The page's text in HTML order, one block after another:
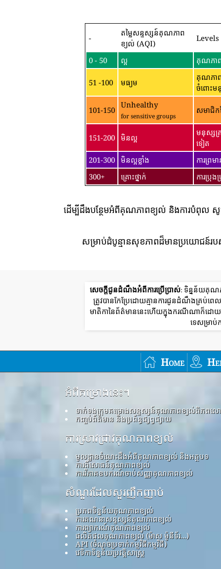
-
តម្លៃសន្ទស្សន៍គុណភាព
ខ្យល់ (AQI)
0 - 50 ល្អ គុណភាព
51 -100 មធ្យម
គុណភាព
ចំពោះម
101-150
Unhealthy
for sensitive groups
សមាជិក
151-200 មិនល្អ
មនុស្សគ្
ទៀត
201-300 មិនល្អខ្លាំង
ការព្រ
300+
គ្រោះថ្នាក់ ការប្រុ
ដើម្បីដឹងបន្ថែមអំពីគុណភាពខ្យល់ និងការបំពុល
សម្រាប់ដំបូន្មានសុខភាពដ៏មានប្រយោជន៍រ
សេចក្តីជូនដំណឹងអំពីការប្រើប្រាស់: ទិន្នន័យគុណភ
ត្រូវបានកែប្រែដោយគ្មានការជូនដំណឹងគ្រប់
មាតិកានៃព័ត៌មាននេះហើយក្នុងករណីណាក៏ដោយ
ទេសម្រា
Home
អំពីគម្រោងនេះ។
ទាក់ទងក្រុមគម្រោងសន្ទស្សន៍គុណភាពខ្យល់ពិភពល
កញ្ចប់ព័ត៌មាន និងប្រព័ន្ធផ្សព្វផ្សាយ
ការស្រាវជ្រាវគុណភាពខ្យល់
មូលដ្ឋានចំណេះដឹងអំពីគុណភាពខ្យល់ និងអត្ថបទ
ការពិសោធន៍គុណភាពខ្យល់
ការវិភាគឧបករណ៍ចាប់សញ្ញាគុណភាពខ្យល់
សំណួរដែលសួរញឹកញាប់
ប្រភពទិន្នន័យគុណភាពខ្យល់
ការគណនាសន្ទស្សន៍គុណភាពខ្យល់
ការព្យាករណ៍គុណភាពខ្យល់
ផលិតផលគុណភាពខ្យល់ (ម៉ាស ម៉ូនីទ័រ...)
API (ចំណុចប្រទាក់កម្មវិធីកម្មវិធី)
វេទិកាទិន្នន័យប្រវត្តិសាស្ត្រ